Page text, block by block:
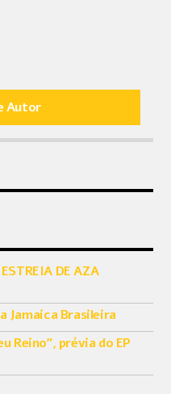
Autor
DE AZA
Jamaica Brasileira
Reino”, prévia do EP